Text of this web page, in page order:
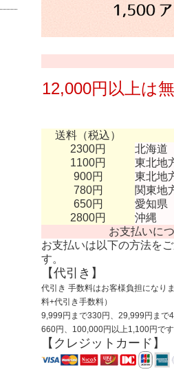
12,000円以上は
送料（税込）
2300円
北海道
1100円
東北地
900円
東北地
780円
関東
650円
愛知
2800円
沖縄
お支払いに
お支払いは以下の方法を
す。
【代引き】
代引き 手数料はお客様負担になり
料+代引き手数料）
9,999円まで330円、29,999円まで
660円、100,000円以上1,100円で
【クレジットカード】